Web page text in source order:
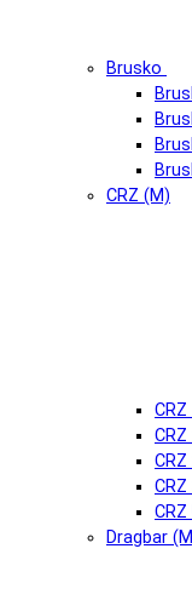
Brusko
CRZ (М)
Dragbar